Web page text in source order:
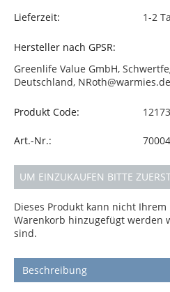
Lieferzeit: 1-2
Hersteller nach GPSR:
Greenlife Value GmbH,
Deutschland, NRoth@warmies.de
Produkt Code:
Art.-Nr.:
UM EINZUKAUFEN BITTE
Dieses Produkt kann nicht Ihrem
Warenkorb hinzugefügt werden
sind.
Beschreibung